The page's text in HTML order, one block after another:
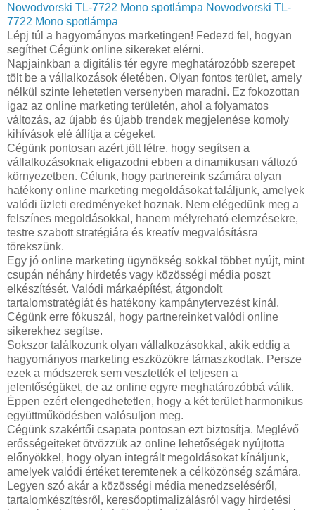
Nowodvorski TL-7722 Mono spotlámpa Nowodvorski TL-
7722 Mono spotlámpa
Lépj túl a hagyományos marketingen! Fedezd fel, hogyan
segíthet Cégünk online sikereket elérni.
Napjainkban a digitális tér egyre meghatározóbb szerepet
tölt be a vállalkozások életében. Olyan fontos terület, amely
nélkül szinte lehetetlen versenyben maradni. Ez fokozottan
igaz az online marketing területén, ahol a folyamatos
változás, az újabb és újabb trendek megjelenése komoly
kihívások elé állítja a cégeket.
Cégünk pontosan azért jött létre, hogy segítsen a
vállalkozásoknak eligazodni ebben a dinamikusan változó
környezetben. Célunk, hogy partnereink számára olyan
hatékony online marketing megoldásokat találjunk, amelyek
valódi üzleti eredményeket hoznak. Nem elégedünk meg a
felszínes megoldásokkal, hanem mélyreható elemzésekre,
testre szabott stratégiára és kreatív megvalósításra
törekszünk.
Egy jó online marketing ügynökség sokkal többet nyújt, mint
csupán néhány hirdetés vagy közösségi média poszt
elkészítését. Valódi márkaépítést, átgondolt
tartalomstratégiát és hatékony kampánytervezést kínál.
Cégünk erre fókuszál, hogy partnereinket valódi online
sikerekhez segítse.
Sokszor találkozunk olyan vállalkozásokkal, akik eddig a
hagyományos marketing eszközökre támaszkodtak. Persze
ezek a módszerek sem vesztették el teljesen a
jelentőségüket, de az online egyre meghatározóbbá válik.
Éppen ezért elengedhetetlen, hogy a két terület harmonikus
együttműködésben valósuljon meg.
Cégünk szakértői csapata pontosan ezt biztosítja. Meglévő
erősségeiteket ötvözzük az online lehetőségek nyújtotta
előnyökkel, hogy olyan integrált megoldásokat kínáljunk,
amelyek valódi értéket teremtenek a célközönség számára.
Legyen szó akár a közösségi média menedzseléséről,
tartalomkészítésről, keresőoptimalizálásról vagy hirdetési